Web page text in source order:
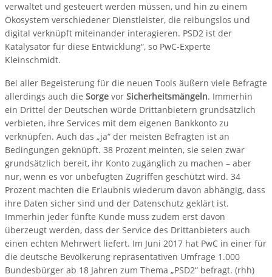
verwaltet und gesteuert werden müssen, und hin zu einem
Ökosystem verschiedener Dienstleister, die reibungslos und
digital verknüpft miteinander interagieren. PSD2 ist der
Katalysator für diese Entwicklung“, so PwC-Experte
Kleinschmidt.
Bei aller Begeisterung für die neuen Tools äußern viele Befragte
allerdings auch die Sorge vor Sicherheitsmängeln. Immerhin
ein Drittel der Deutschen würde Drittanbietern grundsätzlich
verbieten, ihre Services mit dem eigenen Bankkonto zu
verknüpfen. Auch das „ja“ der meisten Befragten ist an
Bedingungen geknüpft. 38 Prozent meinten, sie seien zwar
grundsätzlich bereit, ihr Konto zugänglich zu machen – aber
nur, wenn es vor unbefugten Zugriffen geschützt wird. 34
Prozent machten die Erlaubnis wiederum davon abhängig, dass
ihre Daten sicher sind und der Datenschutz geklärt ist.
Immerhin jeder fünfte Kunde muss zudem erst davon
überzeugt werden, dass der Service des Drittanbieters auch
einen echten Mehrwert liefert. Im Juni 2017 hat PwC in einer für
die deutsche Bevölkerung repräsentativen Umfrage 1.000
Bundesbürger ab 18 Jahren zum Thema „PSD2“ befragt. (rhh)